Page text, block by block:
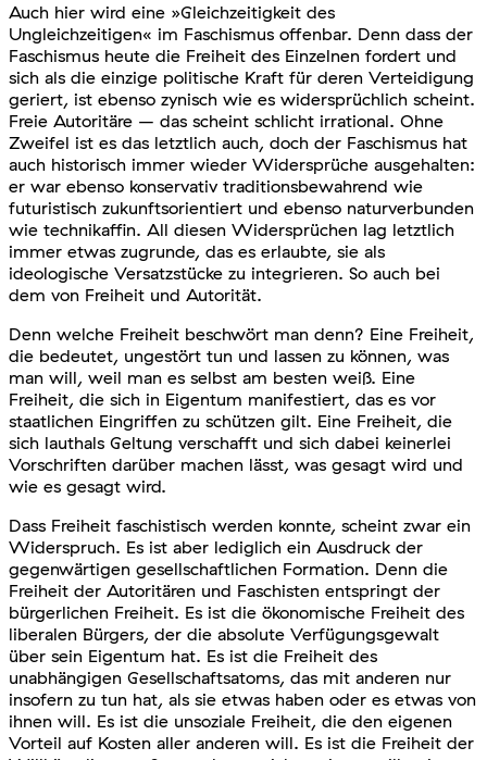
Auch hier wird eine »Gleichzeitigkeit des
Ungleichzeitigen« im Faschismus offenbar. Denn dass der
Faschismus heute die Freiheit des Einzelnen fordert und
sich als die einzige politische Kraft für deren Verteidigung
geriert, ist ebenso zynisch wie es widersprüchlich scheint.
Freie Autoritäre – das scheint schlicht irrational. Ohne
Zweifel ist es das letztlich auch, doch der Faschismus hat
auch historisch immer wieder Widersprüche ausgehalten:
er war ebenso konservativ traditionsbewahrend wie
futuristisch zukunftsorientiert und ebenso naturverbunden
wie technikaffin. All diesen Widersprüchen lag letztlich
immer etwas zugrunde, das es erlaubte, sie als
ideologische Versatzstücke zu integrieren. So auch bei
dem von Freiheit und Autorität.
Denn welche Freiheit beschwört man denn? Eine Freiheit,
die bedeutet, ungestört tun und lassen zu können, was
man will, weil man es selbst am besten weiß. Eine
Freiheit, die sich in Eigentum manifestiert, das es vor
staatlichen Eingriffen zu schützen gilt. Eine Freiheit, die
sich lauthals Geltung verschafft und sich dabei keinerlei
Vorschriften darüber machen lässt, was gesagt wird und
wie es gesagt wird.
Dass Freiheit faschistisch werden konnte, scheint zwar ein
Widerspruch. Es ist aber lediglich ein Ausdruck der
gegenwärtigen gesellschaftlichen Formation. Denn die
Freiheit der Autoritären und Faschisten entspringt der
bürgerlichen Freiheit. Es ist die ökonomische Freiheit des
liberalen Bürgers, der die absolute Verfügungsgewalt
über sein Eigentum hat. Es ist die Freiheit des
unabhängigen Gesellschaftsatoms, das mit anderen nur
insofern zu tun hat, als sie etwas haben oder es etwas von
ihnen will. Es ist die unsoziale Freiheit, die den eigenen
Vorteil auf Kosten aller anderen will. Es ist die Freiheit der